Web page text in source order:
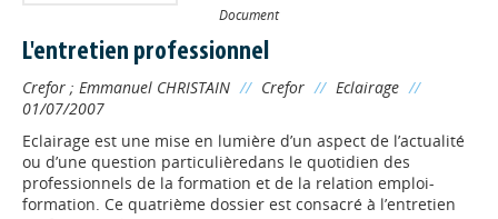
Document
L'entretien professionnel
Crefor ; Emmanuel CHRISTAIN // Crefor // Eclairage //
01/07/2007
Eclairage est une mise en lumière d’un aspect de l’actualité
ou d’une question particulièredans le quotidien des
professionnels de la formation et de la relation emploi-
formation. Ce quatrième dossier est consacré à l’entretien